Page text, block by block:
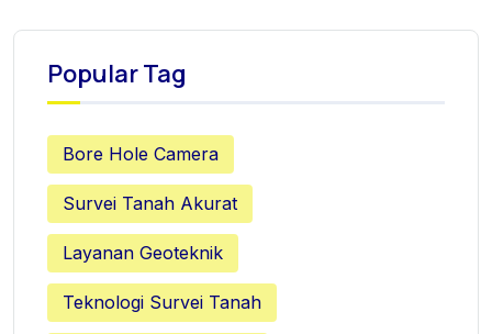
Popular Tag
Bore Hole Camera
Survei Tanah Akurat
Layanan Geoteknik
Teknologi Survei Tanah